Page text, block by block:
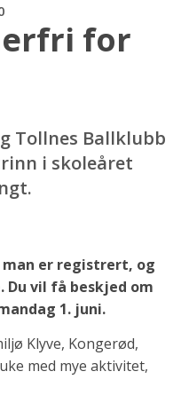
for
Tollnes Ballklubb
i skoleåret
er registrert, og
vil få beskjed om
1. juni.
Klyve, Kongerød,
med mye aktivitet,